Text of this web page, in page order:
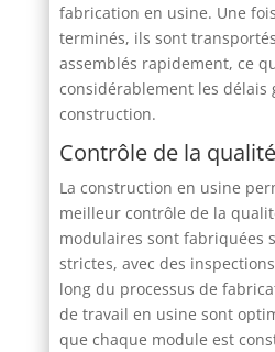
fabrication en usine. Une
terminés, ils sont
assemblés rapidement, ce
considérablement les délais
construction.
Contrôle de la qualité
La construction en usine
meilleur contrôle de la
modulaires sont fabriquées
strictes, avec des
long du processus de
de travail en usine sont
que chaque module est